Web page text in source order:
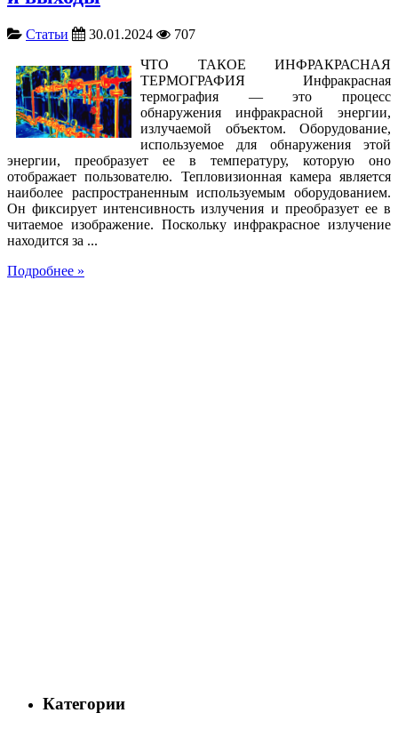
Статьи 30.01.2024
707
ЧТО ТАКОЕ ИНФРАКРАСНАЯ
ТЕРМОГРАФИЯ Инфракрасная
термография — это процесс
обнаружения инфракрасной энергии,
излучаемой объектом. Оборудование,
используемое для обнаружения этой
энергии, преобразует ее в температуру, которую оно
отображает пользователю. Тепловизионная камера является
наиболее распространенным используемым оборудованием.
Он фиксирует интенсивность излучения и преобразует ее в
читаемое изображение. Поскольку инфракрасное излучение
находится за ...
Подробнее »
Категории